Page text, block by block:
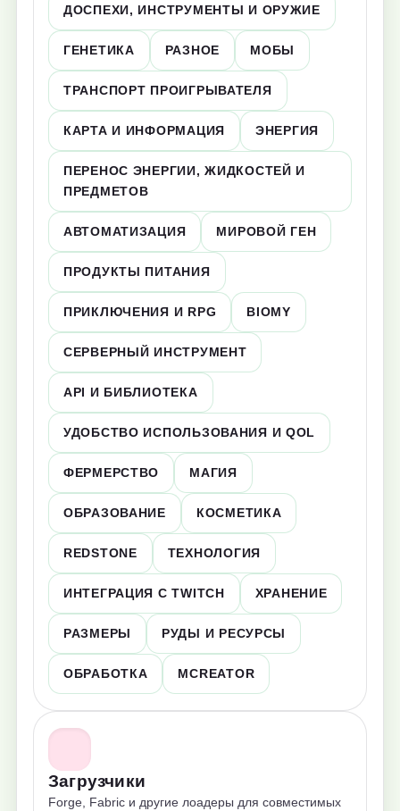
ДОСПЕХИ, ИНСТРУМЕНТЫ И ОРУЖИЕ
ГЕНЕТИКА РАЗНОЕ МОБЫ
ТРАНСПОРТ ПРОИГРЫВАТЕЛЯ
КАРТА И ИНФОРМАЦИЯ ЭНЕРГИЯ
ПЕРЕНОС ЭНЕРГИИ, ЖИДКОСТЕЙ И
ПРЕДМЕТОВ
АВТОМАТИЗАЦИЯ МИРОВОЙ ГЕН
ПРОДУКТЫ ПИТАНИЯ
ПРИКЛЮЧЕНИЯ И RPG BIOMY
СЕРВЕРНЫЙ ИНСТРУМЕНТ
API И БИБЛИОТЕКА
УДОБСТВО ИСПОЛЬЗОВАНИЯ И QOL
ФЕРМЕРСТВО МАГИЯ
ОБРАЗОВАНИЕ КОСМЕТИКА
REDSTONE ТЕХНОЛОГИЯ
ИНТЕГРАЦИЯ С TWITCH ХРАНЕНИЕ
РАЗМЕРЫ РУДЫ И РЕСУРСЫ
ОБРАБОТКА MCREATOR
Загрузчики
Forge, Fabric и другие лоадеры для совместимых